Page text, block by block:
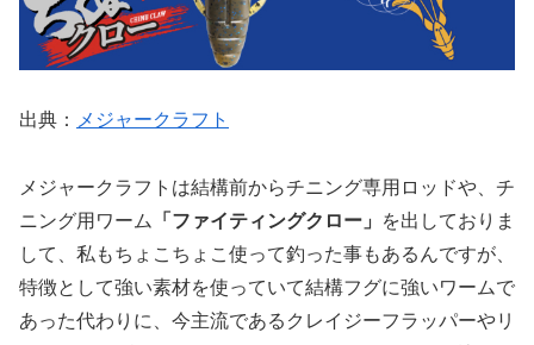
出典： メジャークラフト
メジャークラフトは結構前からチニング専用ロッドや、チ
ニング用ワーム
「ファイティングクロー」
を出しておりま
して、私もちょこちょこ使って釣った事もあるんですが、
特徴として強い素材を使っていて結構フグに強いワームで
あった代わりに、今主流であるクレイジーフラッパーやリ